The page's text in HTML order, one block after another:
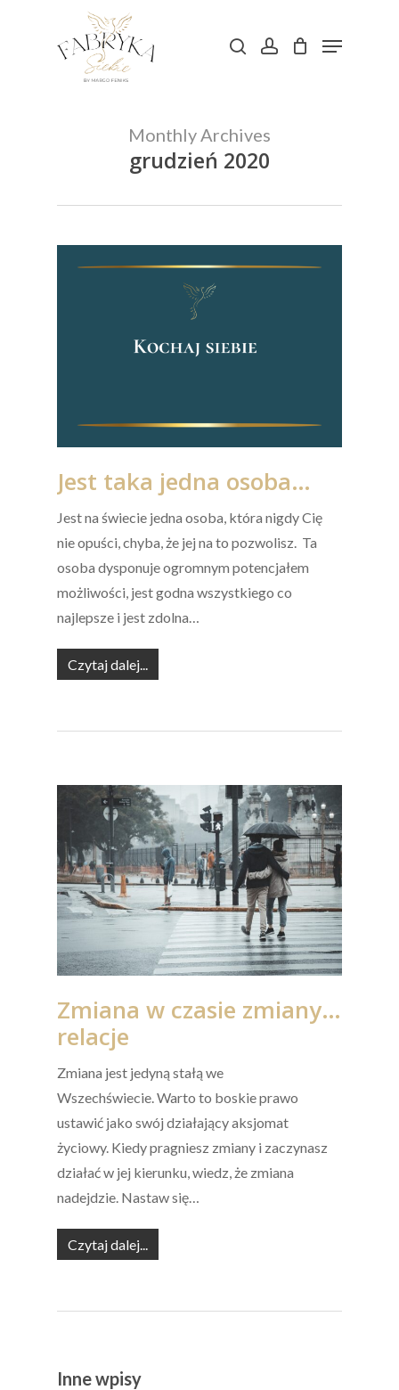
search accountMenu
Monthly Archives
grudzień 2020
Jest taka jedna osoba…
Jest na świecie jedna osoba, która nigdy Cię
nie opuści, chyba, że jej na to pozwolisz. Ta
osoba dysponuje ogromnym potencjałem
możliwości, jest godna wszystkiego co
najlepsze i jest zdolna…
Czytaj dalej...
Zmiana w czasie zmiany…
relacje
Zmiana jest jedyną stałą we
Wszechświecie. Warto to boskie prawo
ustawić jako swój działający aksjomat
życiowy. Kiedy pragniesz zmiany i zaczynasz
działać w jej kierunku, wiedz, że zmiana
nadejdzie. Nastaw się…
Czytaj dalej...
Inne wpisy